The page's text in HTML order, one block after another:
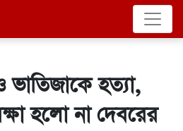
ভাতিজাকে হত্যা,
হলো না দেবরের